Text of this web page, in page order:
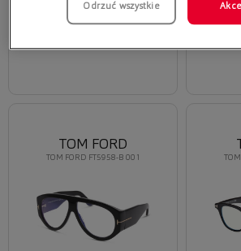
TOM FORD FT5958-B 001
TOM FORD
Odrzuć wszystkie